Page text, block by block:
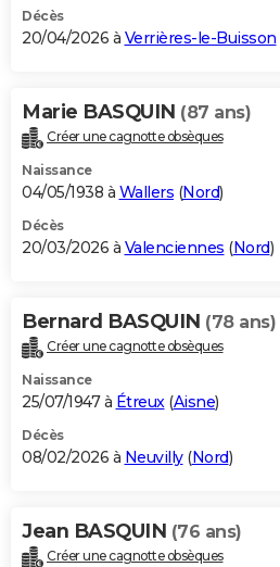
Décès
20/04/2026 à Verrières-le-Buisson
Marie BASQUIN (87 ans)
Créer une cagnotte obsèques
Naissance
04/05/1938 à Wallers (Nord)
Décès
20/03/2026 à Valenciennes (Nord)
Bernard BASQUIN (78 ans)
Créer une cagnotte obsèques
Naissance
25/07/1947 à Étreux(Aisne)
Décès
08/02/2026 à Neuvilly(Nord)
Jean BASQUIN (76 ans)
Créer une cagnotte obsèques